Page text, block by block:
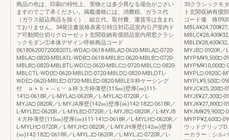
商品の色は、印刷の特性上、実物とは多少異なる場合がござい
ますのでご了承ください。掲載価格には、消費税、ガラス代
（ガラス組込商品を除く）、組立代、取付費、運賃等は含まれ
ておりません。34発注書規格表索引特注対応品室内引戸室内ド
ア可動間仕切りクローゼット玄関収納有償部品室内用窓クラシ
ックモダン①本体デザイン呼称商品コード
0618062007200820TL-WDA□-0618-MBLA□-0620-MBLA□-0720-
MBLA□-0820-MBLATL-WDB□-0618-MBLB□-0620-MBLB□-0720-
MBLB□-0820-MBLBTL-WDC□-0620-MBLC□-0720-MBLC□-0820-
MBLCTL-WDD□-0620-MBLD□-0720-MBLD□-0820-MBLDTL-
WDE□-0620-MBLE□-0720-MBLE□-0820-MBLE②枠ケーシング
付 ａ＋ｂ＋︵ｃ︶ａ枠３方枠薄壁(115㎜)壁厚(㎜)111-
141□-0618R／L-MYLA□-0620R／L-MYLA□-0720R／L-
MYJA□-0820R／L-MYJA厚壁(142㎜)壁厚(㎜)142-182□-0618R／
L-MYLB□-0620R／L-MYLB□-0720R／L-MYJB□-0820R／L-MYJB
４方枠薄壁(115㎜)壁厚(㎜)111-141□-0618R／L-MYLH□-0620R／
L-MYLH□-0720R／L-MYJH□-0820R／L-MYJH厚壁(142㎜)壁厚
(㎜)142-182□-0618R／L-MYLJ□-0620R／L-MYLJ□-0720R／L-
35クラシックモ
ト玄関収納有償
コード価 格
MYJB□-0920R／
MYPM¥9,500□-
MYPM¥10,000□-
MYPL□-0920C-
MYPL¥9,500□-
MYJC¥25,200□-
MYJE¥27,300□-
MYJK¥27,800□-
MYJM¥29,900□-
MYPP¥2,600□-
ウッドグリップ
ーカラー：シル